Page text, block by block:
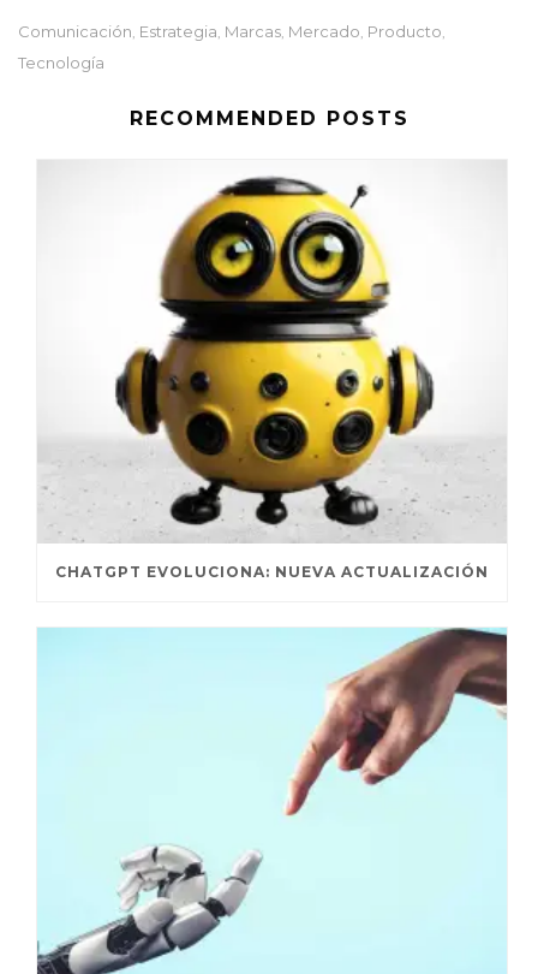
Comunicación, Estrategia, Marcas, Mercado, Producto,
Tecnología
RECOMMENDED POSTS
CHATGPT EVOLUCIONA: NUEVA ACTUALIZACIÓN